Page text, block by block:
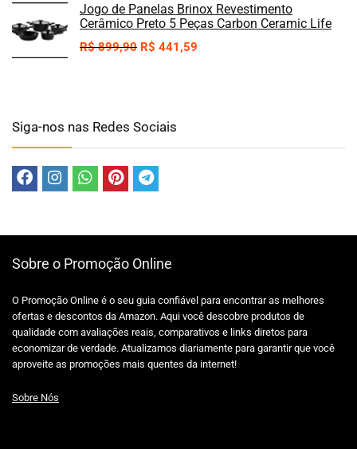
Jogo de Panelas Brinox Revestimento
Cerâmico Preto 5 Peças Carbon Ceramic Life
R$899,90 R$ 441,59
Siga-nos nas Redes Sociais
Sobre o Promoção Online
O Promoção Online é o seu guia confiável para encontrar as melhores
ofertas e descontos da Amazon. Aqui você descobre produtos de
qualidade com avaliações reais, comparativos e links diretos para
economizar de verdade. Atualizamos diariamente para garantir que você
aproveite as promoções mais quentes da internet!
Sobre Nós